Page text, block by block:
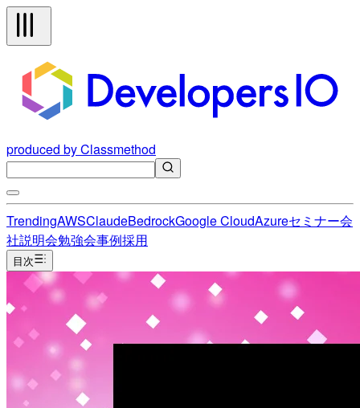
produced by Classmethod
TrendingAWSClaudeBedrockGoogle CloudAzureセミナー会
社説明会勉強会事例採用
目次